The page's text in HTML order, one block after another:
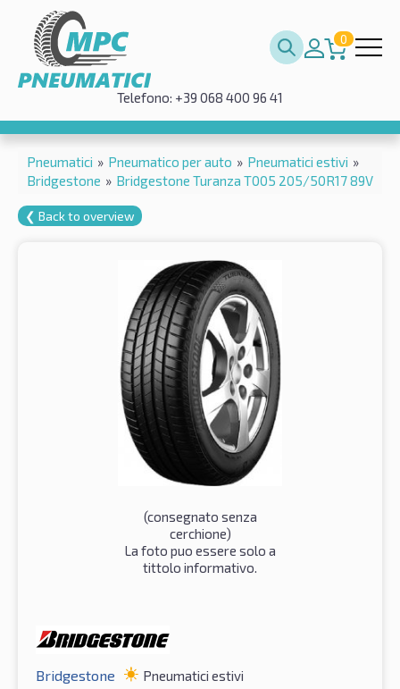
0
Telefono: +39 068 400 96 41
Pneumatici » Pneumatico per auto » Pneumatici estivi »
Bridgestone » Bridgestone Turanza T005 205/50R17 89V
❮ Back to overview
(consegnato senza
cerchione)
La foto puo essere solo a
tittolo informativo.
Bridgestone Pneumatici estivi